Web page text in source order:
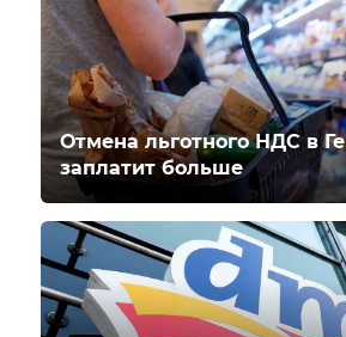
Отмена льготного НДС в
заплатит больше